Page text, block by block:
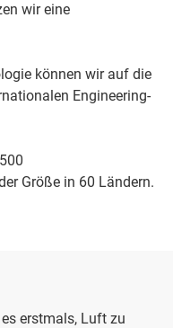
wir eine
können wir auf die
Engineering-
Größe in 60 Ländern.
erstmals, Luft zu